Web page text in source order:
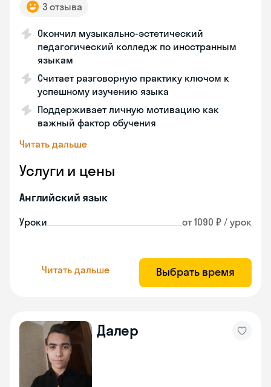
3 отзыва
Окончил музыкально-эстетический
педагогический колледж по иностранным
языкам
Считает разговорную практику ключом к
успешному изучению языка
Поддерживает личную мотивацию как
важный фактор обучения
Читать дальше
Услуги и цены
Английский язык
Уроки от 1090 ₽ / урок
Читать дальше Выбрать время
Далер